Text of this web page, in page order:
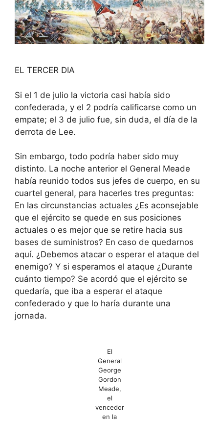
EL TERCER DIA
Si el 1 de julio la victoria casi había sido
confederada, y el 2 podría calificarse como un
empate; el 3 de julio fue, sin duda, el día de la
derrota de Lee.
Sin embargo, todo podría haber sido muy
distinto. La noche anterior el General Meade
había reunido todos sus jefes de cuerpo, en su
cuartel general, para hacerles tres preguntas:
En las circunstancias actuales ¿Es aconsejable
que el ejército se quede en sus posiciones
actuales o es mejor que se retire hacia sus
bases de suministros? En caso de quedarnos
aquí. ¿Debemos atacar o esperar el ataque del
enemigo? Y si esperamos el ataque ¿Durante
cuánto tiempo? Se acordó que el ejército se
quedaría, que iba a esperar el ataque
confederado y que lo haría durante una
jornada.
El
General
George
Gordon
Meade,
el
vencedor
en la